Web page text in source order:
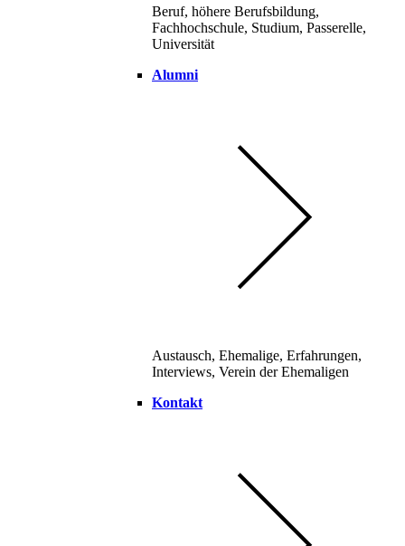
Beruf, höhere Berufsbildung,
Fachhochschule, Studium, Passerelle,
Universität
Alumni
Austausch, Ehemalige, Erfahrungen,
Interviews, Verein der Ehemaligen
Kontakt